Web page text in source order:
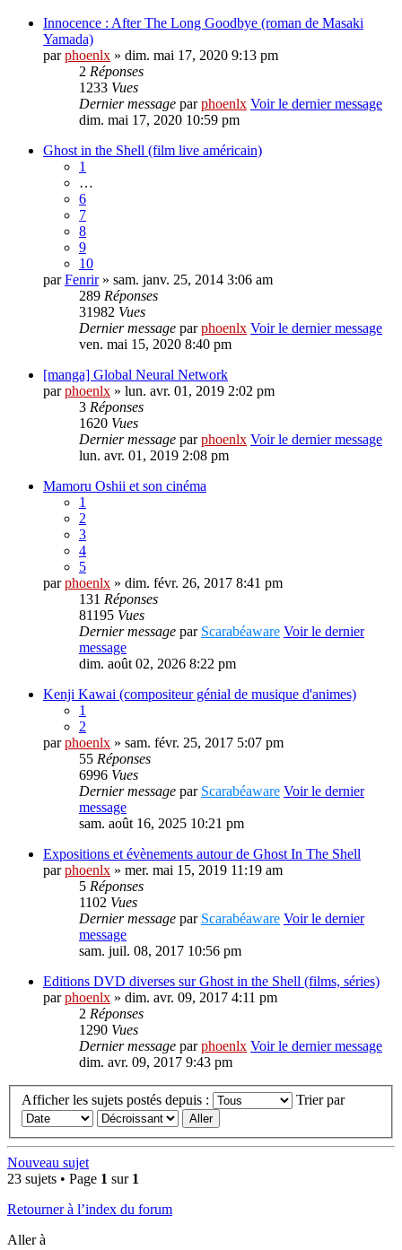
Innocence : After The Long Goodbye (roman de Masaki
Yamada)
parphoenlx » dim. mai 17, 2020 9:13 pm
2 Réponses
1233 Vues
Dernier message parphoenlx Voir le dernier message
dim. mai 17, 2020 10:59 pm
Ghost in the Shell (film live américain)
1
…
6
7
8
9
10
parFenrir» sam. janv. 25, 2014 3:06 am
289 Réponses
31982 Vues
Dernier message parphoenlx Voir le dernier message
ven. mai 15, 2020 8:40 pm
[manga] Global Neural Network
parphoenlx » lun. avr. 01, 2019 2:02 pm
3 Réponses
1620 Vues
Dernier message parphoenlx Voir le dernier message
lun. avr. 01, 2019 2:08 pm
Mamoru Oshii et son cinéma
1
2
3
4
5
parphoenlx » dim. févr. 26, 2017 8:41 pm
131 Réponses
81195 Vues
Dernier message par Scarabéaware Voir le dernier
message
dim. août 02, 2026 8:22 pm
Kenji Kawai (compositeur génial de musique d'animes)
1
2
parphoenlx » sam. févr. 25, 2017 5:07 pm
55 Réponses
6996 Vues
Dernier message par Scarabéaware Voir le dernier
message
sam. août 16, 2025 10:21 pm
Expositions et évènements autour de Ghost In The Shell
parphoenlx » mer. mai 15, 2019 11:19 am
5 Réponses
1102 Vues
Dernier message par Scarabéaware Voir le dernier
message
sam. juil. 08, 2017 10:56 pm
Editions DVD diverses sur Ghost in the Shell (films, séries)
parphoenlx » dim. avr. 09, 2017 4:11 pm
2 Réponses
1290 Vues
Dernier message parphoenlx Voir le dernier message
dim. avr. 09, 2017 9:43 pm
Afficher les sujets postés depuis : Trier par
Nouveau sujet
23 sujets • Page 1 sur 1
Retourner à l’index du forum
Aller à